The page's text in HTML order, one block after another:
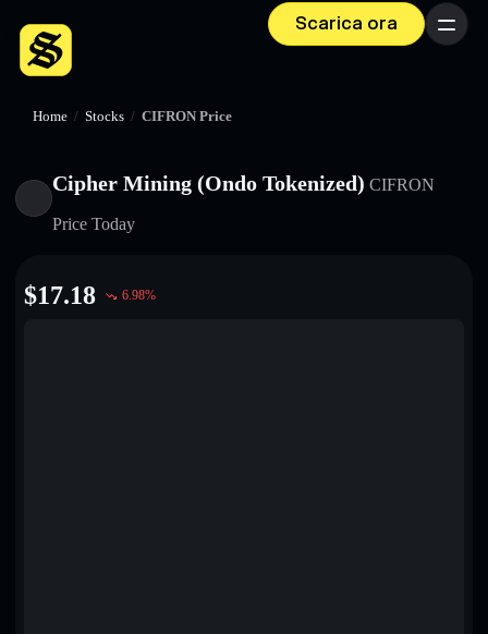
Scarica ora Menu
Home / Stocks / CIFRON Price
Cipher Mining (Ondo Tokenized) CIFRON
Price Today
$17.18 6.98%